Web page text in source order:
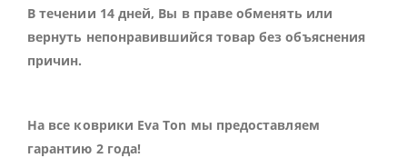
В течении 14 дней, Вы в праве обменять или
вернуть непонравившийся товар без объяснения
причин.
На все коврики Eva Ton мы предоставляем
гарантию 2 года!